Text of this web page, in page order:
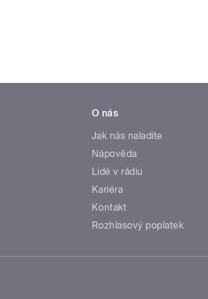
O nás
Jak nás naladíte
Nápověda
Lidé v rádiu
Kariéra
Kontakt
Rozhlasový poplatek